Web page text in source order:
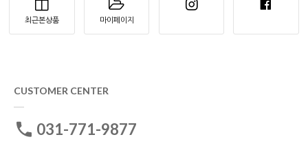
최근본상품 마이페이지
CUSTOMER CENTER
031-771-9877